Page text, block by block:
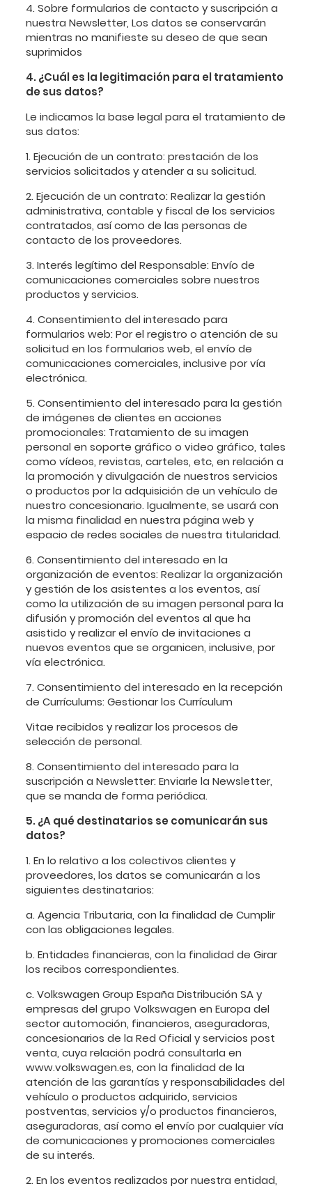
4. Sobre formularios de contacto y suscripción a
nuestra Newsletter, Los datos se conservarán
mientras no manifieste su deseo de que sean
suprimidos
4. ¿Cuál es la legitimación para el tratamiento
de sus datos?
Le indicamos la base legal para el tratamiento de
sus datos:
1. Ejecución de un contrato: prestación de los
servicios solicitados y atender a su solicitud.
2. Ejecución de un contrato: Realizar la gestión
administrativa, contable y fiscal de los servicios
contratados, así como de las personas de
contacto de los proveedores.
3. Interés legítimo del Responsable: Envío de
comunicaciones comerciales sobre nuestros
productos y servicios.
4. Consentimiento del interesado para
formularios web: Por el registro o atención de su
solicitud en los formularios web, el envío de
comunicaciones comerciales, inclusive por vía
electrónica.
5. Consentimiento del interesado para la gestión
de imágenes de clientes en acciones
promocionales: Tratamiento de su imagen
personal en soporte gráfico o video gráfico, tales
como vídeos, revistas, carteles, etc, en relación a
la promoción y divulgación de nuestros servicios
o productos por la adquisición de un vehículo de
nuestro concesionario. Igualmente, se usará con
la misma finalidad en nuestra página web y
espacio de redes sociales de nuestra titularidad.
6. Consentimiento del interesado en la
organización de eventos: Realizar la organización
y gestión de los asistentes a los eventos, así
como la utilización de su imagen personal para la
difusión y promoción del eventos al que ha
asistido y realizar el envío de invitaciones a
nuevos eventos que se organicen, inclusive, por
vía electrónica.
7. Consentimiento del interesado en la recepción
de Currículums: Gestionar los Currículum
Vitae recibidos y realizar los procesos de
selección de personal.
8. Consentimiento del interesado para la
suscripción a Newsletter: Enviarle la Newsletter,
que se manda de forma periódica.
5. ¿A qué destinatarios se comunicarán sus
datos?
1. En lo relativo a los colectivos clientes y
proveedores, los datos se comunicarán a los
siguientes destinatarios:
a. Agencia Tributaria, con la finalidad de Cumplir
con las obligaciones legales.
b. Entidades financieras, con la finalidad de Girar
los recibos correspondientes.
c. Volkswagen Group España Distribución SA y
empresas del grupo Volkswagen en Europa del
sector automoción, financieros, aseguradoras,
concesionarios de la Red Oficial y servicios post
venta, cuya relación podrá consultarla en
www.volkswagen.es, con la finalidad de la
atención de las garantías y responsabilidades del
vehículo o productos adquirido, servicios
postventas, servicios y/o productos financieros,
aseguradoras, así como el envío por cualquier vía
de comunicaciones y promociones comerciales
de su interés.
2. En los eventos realizados por nuestra entidad,